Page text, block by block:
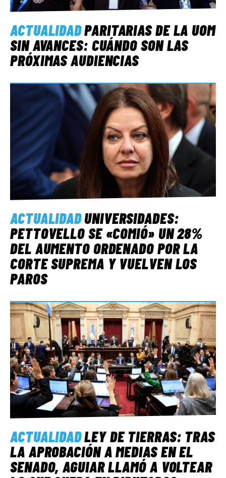
ACTUALIDADPARITARIAS DE LA UOM
SIN AVANCES: CUÁNDO SON LAS
PRÓXIMAS AUDIENCIAS
ACTUALIDADUNIVERSIDADES:
PETTOVELLO SE «COMIÓ» UN 28%
DEL AUMENTO ORDENADO POR LA
CORTE SUPREMA Y VUELVEN LOS
PAROS
ACTUALIDADLEY DE TIERRAS: TRAS
LA APROBACIÓN A MEDIAS EN EL
SENADO, AGUIAR LLAMÓ A VOLTEAR